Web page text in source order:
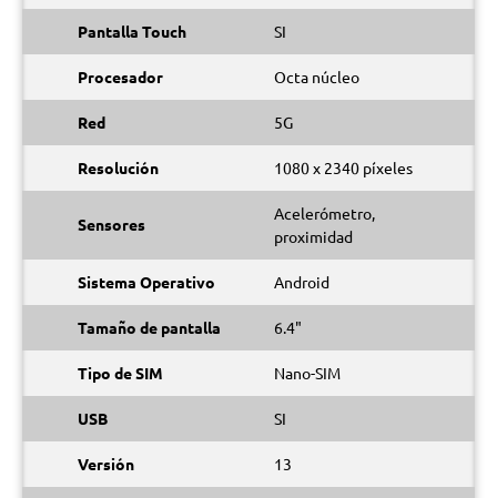
Pantalla Touch SI
Procesador Octa núcleo
Red 5G
Resolución 1080 x 2340 píxeles
Sensores
Acelerómetro,
proximidad
Sistema Operativo Android
Tamaño de pantalla 6.4"
Tipo de SIM Nano-SIM
USB SI
Versión 13